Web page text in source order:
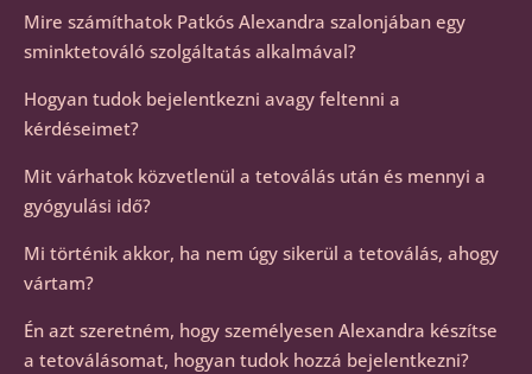
Mire számíthatok Patkós Alexandra szalonjában egy
sminktetováló szolgáltatás alkalmával?
Hogyan tudok bejelentkezni avagy feltenni a
kérdéseimet?
Mit várhatok közvetlenül a tetoválás után és mennyi a
gyógyulási idő?
Mi történik akkor, ha nem úgy sikerül a tetoválás, ahogy
vártam?
Én azt szeretném, hogy személyesen Alexandra készítse
a tetoválásomat, hogyan tudok hozzá bejelentkezni?